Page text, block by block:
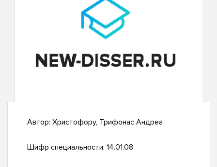
Автор: Христофору, Трифонас Андреа
Шифр специальности: 14.01.08